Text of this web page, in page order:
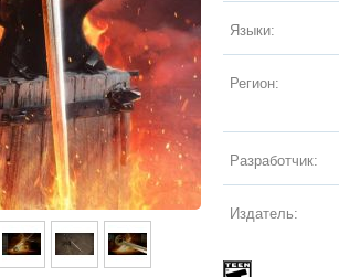
Языки:
Регион:
Разработчик:
Издатель: